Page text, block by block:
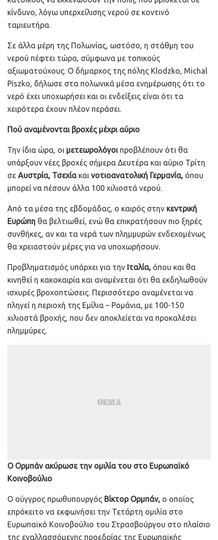
κίνδυνο, λόγω υπερχείλισης νερού σε κοντινό
ταμιευτήρα.
Σε άλλα μέρη της Πολωνίας, ωστόσο, η στάθμη του
νερού πέφτει τώρα, σύμφωνα με τοπικούς
αξιωματούχους. Ο δήμαρχος της πόλης Klodzko, Michal
Piszko, δήλωσε στα πολωνικά μέσα ενημέρωσης ότι το
νερό έχει υποχωρήσει και οι ενδείξεις είναι ότι τα
χειρότερα έχουν πλέον περάσει.
Πού αναμένονται βροχές μέχρι αύριο
Την ίδια ώρα, οι μετεωρολόγοιπροβλέπουν ότι θα
υπάρξουν νέες βροχές σήμερα Δευτέρα και αύριο Τρίτη
σε Αυστρία, Τσεχίακαι νοτιοανατολική Γερμανία, όπου
μπορεί να πέσουν άλλα 100 χιλιοστά νερού.
Από τα μέσα της εβδομάδας, ο καιρός στην κεντρική
Ευρώπη θα βελτιωθεί, ενώ θα επικρατήσουν πιο ξηρές
συνθήκες, αν και τα νερά των πλημμυρών ενδεχομένως
θα χρειαστούν μέρες για να υποχωρήσουν.
Προβληματισμός υπάρχει για την Ιταλία, όπου και θα
κινηθεί η κακοκαιρία και αναμένεται ότι θα εκδηλωθούν
ισχυρές βροχοπτώσεις. Περισσότερο αναμένεται να
πληγεί η περιοχή της Εμίλια – Ρομάνια, με 100-150
χιλιοστά βροχής, που δεν αποκλείεται να προκαλέσει
πλημμύρες.
Ο Ορμπάν ακύρωσε την ομιλία του στο Ευρωπαϊκό
Κοινοβούλιο
Ο ούγγρος πρωθυπουργός Βίκτορ Ορμπάν, ο οποίος
επρόκειτο να εκφωνήσει την Τετάρτη ομιλία στο
Ευρωπαϊκό Κοινοβούλιο του Στρασβούργου στο πλαίσιο
της εναλλασσόμενης προεδρίας της Ευρωπαϊκής